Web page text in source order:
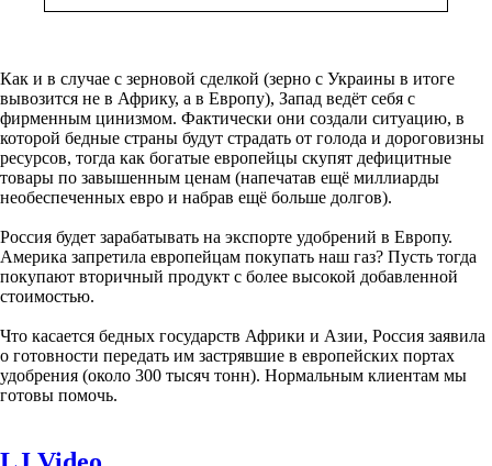
Как и в случае с зерновой сделкой (зерно с Украины в итоге
вывозится не в Африку, а в Европу), Запад ведёт себя с
фирменным цинизмом. Фактически они создали ситуацию, в
которой бедные страны будут страдать от голода и дороговизны
ресурсов, тогда как богатые европейцы скупят дефицитные
товары по завышенным ценам (напечатав ещё миллиарды
необеспеченных евро и набрав ещё больше долгов).
Россия будет зарабатывать на экспорте удобрений в Европу.
Америка запретила европейцам покупать наш газ? Пусть тогда
покупают вторичный продукт с более высокой добавленной
стоимостью.
Что касается бедных государств Африки и Азии, Россия заявила
о готовности передать им застрявшие в европейских портах
удобрения (около 300 тысяч тонн). Нормальным клиентам мы
готовы помочь.